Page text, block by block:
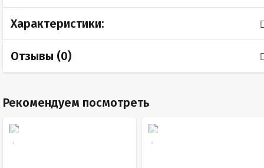
Характеристики:
Отзывы (0)
Рекомендуем посмотреть